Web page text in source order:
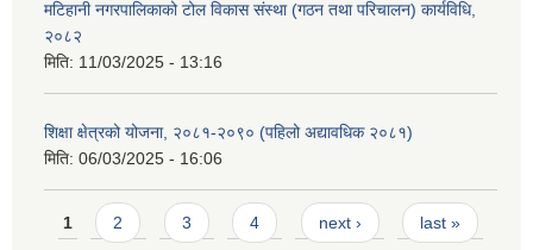
मटिहानी नगरपालिकाको टोल विकास संस्था (गठन तथा परिचालन) कार्यविधि,
२०८२
मिति: 11/03/2025 - 13:16
शिक्षा क्षेत्रको योजना, २०८१-२०९० ‌‍(पहिलो अद्यावधिक २०८१)
मिति: 06/03/2025 - 16:06
Pages
1 2 3 4 next › last »